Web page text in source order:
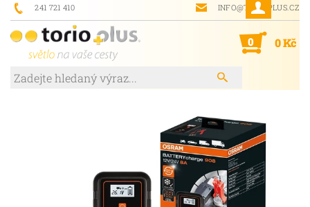
241 721 410 INFO@TORIOPLUS.CZ
0 0 Kč